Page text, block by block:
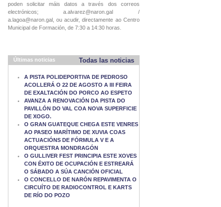
poden solicitar máis datos a través dos correos
electrónicos; a.alvarez@naron.gal /
a.lagoa@naron.gal, ou acudir, directamente ao Centro
Municipal de Formación, de 7:30 a 14:30 horas.
Últimas noticias Todas las noticias
A PISTA POLIDEPORTIVA DE PEDROSO
ACOLLERÁ O 22 DE AGOSTO A III FEIRA
DE EXALTACIÓN DO PORCO AO ESPETO
AVANZA A RENOVACIÓN DA PISTA DO
PAVILLÓN DO VAL COA NOVA SUPERFICIE
DE XOGO.
O GRAN GUATEQUE CHEGA ESTE VENRES
AO PASEO MARÍTIMO DE XUVIA COAS
ACTUACIÓNS DE FÓRMULA V E A
ORQUESTRA MONDRAGÓN
O GULLIVER FEST PRINCIPIA ESTE XOVES
CON ÉXITO DE OCUPACIÓN E ESTREARÁ
O SÁBADO A SÚA CANCIÓN OFICIAL
O CONCELLO DE NARÓN REPAVIMENTA O
CIRCUÍTO DE RADIOCONTROL E KARTS
DE RÍO DO POZO